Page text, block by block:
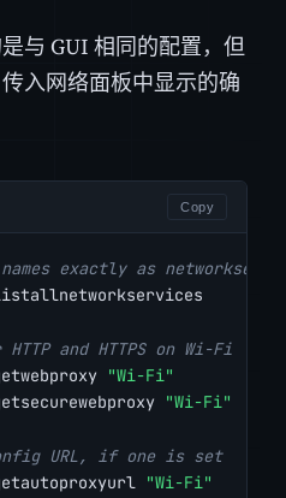
与 GUI 相同的配置，但
入网络面板中显示的确
Copy
exactly as networksetup
and HTTPS on Wi-Fi
"Wi-Fi"
"Wi-Fi"
URL, if one is set
"Wi-Fi"